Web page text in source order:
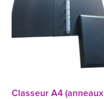
Classeur A4 (anneaux